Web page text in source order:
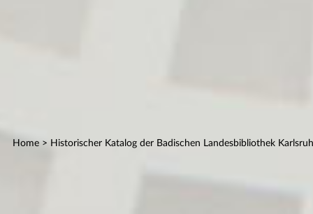
Home > Historischer Katalog der Badischen Landesbibliothek